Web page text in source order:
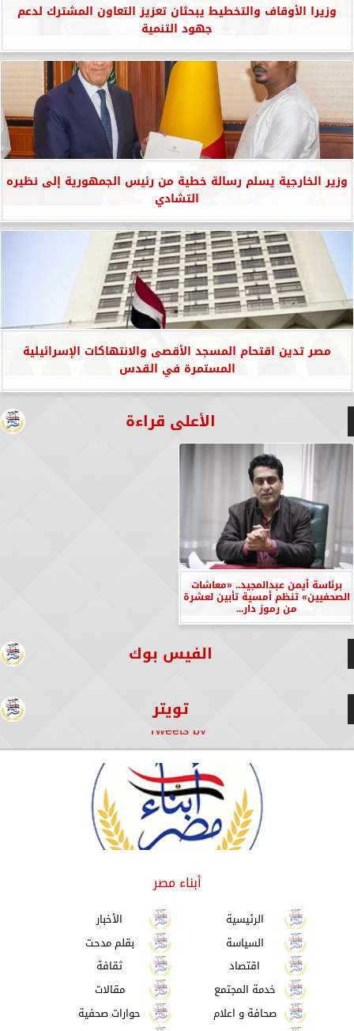
وزيرا الأوقاف والتخطيط يبحثان تعزيز التعاون المشترك لدعم
جهود التنمية
وزير الخارجية يسلم رسالة خطية من رئيس الجمهورية إلى نظيره
التشادي
مصر تدين اقتحام المسجد الأقصى والانتهاكات الإسرائيلية
المستمرة في القدس
الأعلى قراءة
برئاسة أيمن عبدالمجيد.. «معاشات
الصحفيين» تنظم أمسية تأبين لعشرة
من رموز دار...
الفيس بوك
تويتر
Tweets by
أبناء مصر
الرئيسية
الأخبار
السياسة
بقلم مدحت
اقتصاد
ثقافة
خدمة المجتمع
مقالات
صحافة و اعلام
حوارات صحفية